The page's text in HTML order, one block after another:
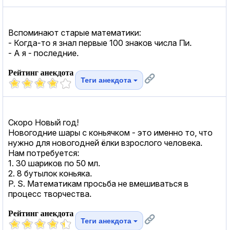
Вспоминают старые математики:
- Когда-то я знал первые 100 знаков числа Пи.
- А я - последние.
Рейтинг анекдота
Теги анекдота
Скоро Новый год!
Новогодние шары с коньячком - это именно то, что
нужно для новогодней ёлки взрослого человека.
Нам потребуется:
1. 30 шариков по 50 мл.
2. 8 бутылок коньяка.
P. S. Математикам просьба не вмешиваться в
процесс творчества.
Рейтинг анекдота
Теги анекдота